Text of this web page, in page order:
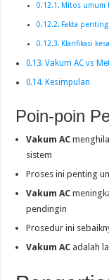
Mitos umum
Fakta
Klarifikasi
Vakum AC vs
Kesimpulan
Poin-poin
Vakum AC
sistem
Proses ini penting
Vakum AC
pendingin
Prosedur ini
Vakum AC adalah